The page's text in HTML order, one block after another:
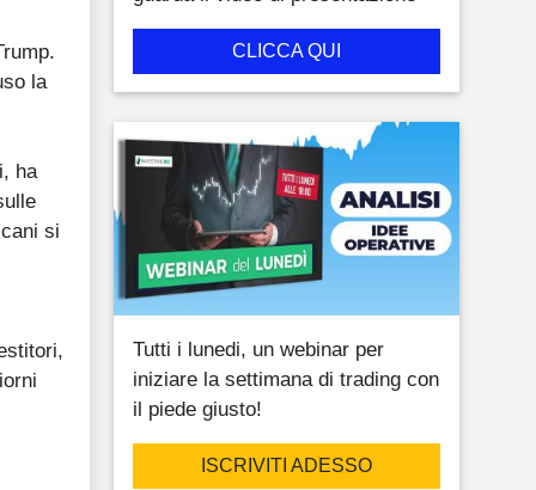
la
ha
si
CLICCA QUI
Tutti i lunedi, un webinar per
iniziare la settimana di trading con
il piede giusto!
ISCRIVITI ADESSO